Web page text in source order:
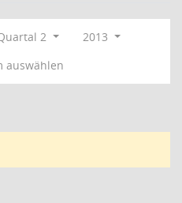
2
2013
auswählen